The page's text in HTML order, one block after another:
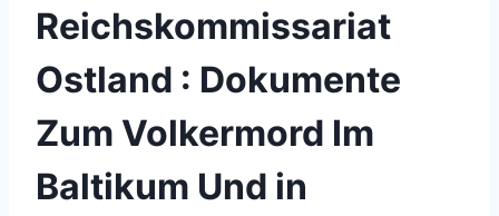
Reichskommissariat
Ostland : Dokumente
Zum Volkermord Im
Baltikum Und in